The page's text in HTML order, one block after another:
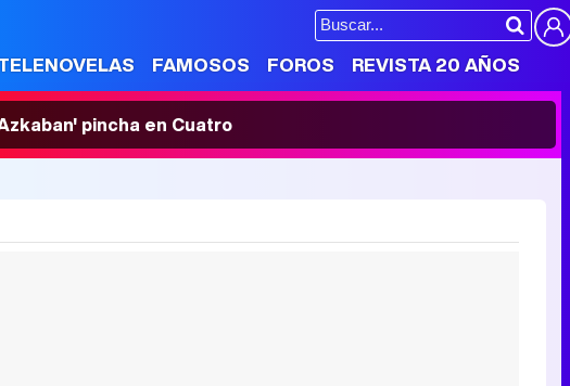
FAMOSOS FOROS REVISTA 20 AÑOS
pincha en Cuatro